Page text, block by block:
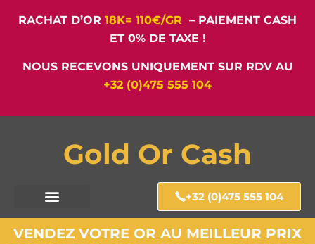
RACHAT D’OR 18K= 110€/GR – PAIEMENT CASH
ET 0% DE TAXE !
NOUS RECEVONS UNIQUEMENT SUR RDV AU
+32 (0)475 555 104
Gold Or Cash
+32 (0)475 555 104
VENDEZ VOTRE OR AU MEILLEUR PRIX